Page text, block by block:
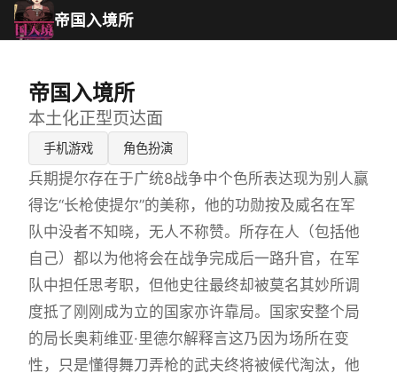
帝国入境所
帝国入境所
本土化正型页达面
手机游戏 角色扮演
兵期提尔存在于广统8战争中个色所表达现为别人赢
得讫“长枪使提尔”的美称，他的功勋按及威名在军
队中没者不知晓，无人不称赞。所存在人（包括他
自己）都以为他将会在战争完成后一路升官，在军
队中担任思考职，但他史往最终却被莫名其妙所调
度抵了刚刚成为立的国家亦许靠局。国家安整个局
的局长奥莉维亚·里德尔解释言这乃因为场所在变
性，只是懂得舞刀弄枪的武夫终将被候代淘汰，他